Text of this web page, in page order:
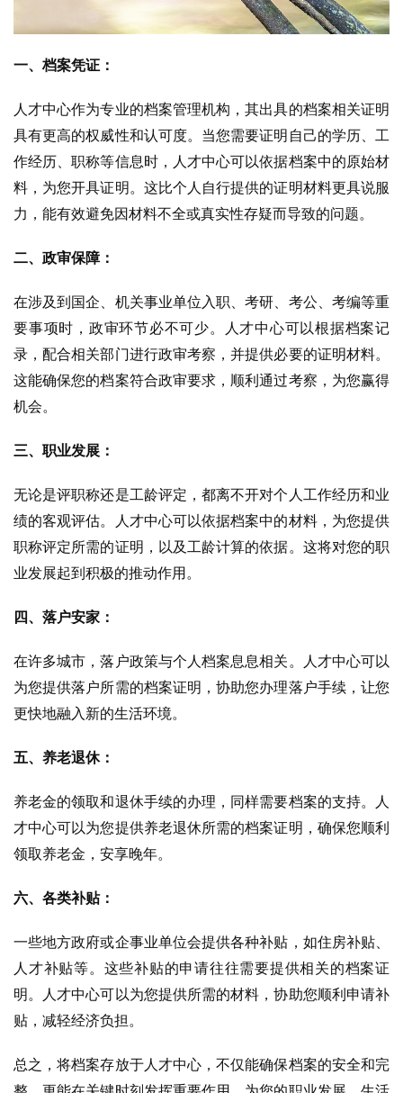
一、档案凭证：
人才中心作为专业的档案管理机构，其出具的档案相关证明
具有更高的权威性和认可度。当您需要证明自己的学历、工
作经历、职称等信息时，人才中心可以依据档案中的原始材
料，为您开具证明。这比个人自行提供的证明材料更具说服
力，能有效避免因材料不全或真实性存疑而导致的问题。
二、政审保障：
在涉及到国企、机关事业单位入职、考研、考公、考编等重
要事项时，政审环节必不可少。人才中心可以根据档案记
录，配合相关部门进行政审考察，并提供必要的证明材料。
这能确保您的档案符合政审要求，顺利通过考察，为您赢得
机会。
三、职业发展：
无论是评职称还是工龄评定，都离不开对个人工作经历和业
绩的客观评估。人才中心可以依据档案中的材料，为您提供
职称评定所需的证明，以及工龄计算的依据。这将对您的职
业发展起到积极的推动作用。
四、落户安家：
在许多城市，落户政策与个人档案息息相关。人才中心可以
为您提供落户所需的档案证明，协助您办理落户手续，让您
更快地融入新的生活环境。
五、养老退休：
养老金的领取和退休手续的办理，同样需要档案的支持。人
才中心可以为您提供养老退休所需的档案证明，确保您顺利
领取养老金，安享晚年。
六、各类补贴：
一些地方政府或企事业单位会提供各种补贴，如住房补贴、
人才补贴等。这些补贴的申请往往需要提供相关的档案证
明。人才中心可以为您提供所需的材料，协助您顺利申请补
贴，减轻经济负担。
总之，将档案存放于人才中心，不仅能确保档案的安全和完